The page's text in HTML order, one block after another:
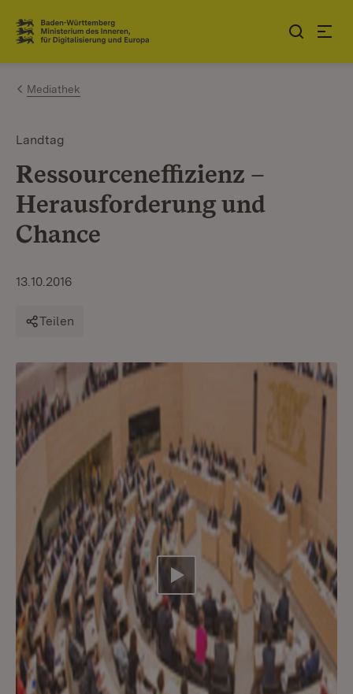
Zum Inhalt springen
Link zur Startseite
Mediathek
Landtag
Ressourceneffizienz –
Herausforderung und
Chance
13.10.2016
Teilen
Video abspielen